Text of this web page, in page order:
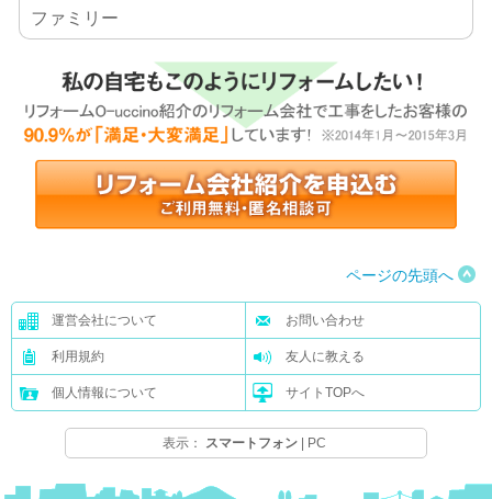
ファミリー
ページの先頭へ
運営会社について お問い合わせ
利用規約 友人に教える
個人情報について サイトTOPへ
表示： スマートフォン PC